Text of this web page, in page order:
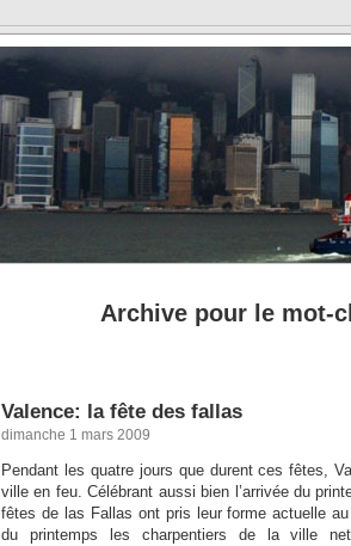
Archive pour le mot-
Valence: la fête des fallas
dimanche 1 mars 2009
Pendant les quatre jours que durent ces fêtes,
ville en feu. Célébrant aussi bien l’arrivée du
fêtes de las Fallas ont pris leur forme actuelle au
du printemps les charpentiers de la ville